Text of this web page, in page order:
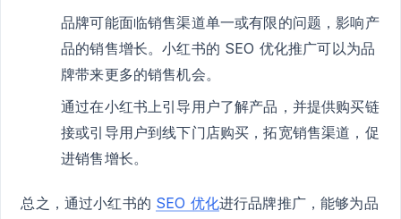
品牌可能面临销售渠道单一或有限的问题，影响产
品的销售增长。小红书的 SEO 优化推广可以为品
牌带来更多的销售机会。
通过在小红书上引导用户了解产品，并提供购买链
接或引导用户到线下门店购买，拓宽销售渠道，促
进销售增长。
总之，通过小红书的 SEO 优化进行品牌推广，能够为品